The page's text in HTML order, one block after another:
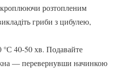
розтопленим
гриби з цибулею,
°С 40-50 хв. Подавайте
— перевернувши начинкою